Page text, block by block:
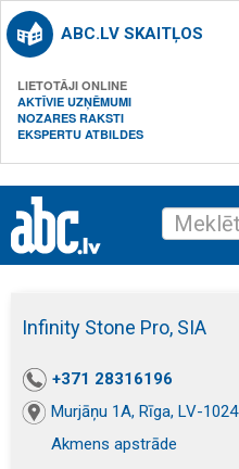
ABC.LV SKAITĻOS
LIETOTĀJI ONLINE
AKTĪVIE UZŅĒMUMI
NOZARES RAKSTI
EKSPERTU ATBILDES
Infinity Stone Pro, SIA
+371 28316196
Murjāņu 1A, Rīga, LV-1024
Akmens apstrāde